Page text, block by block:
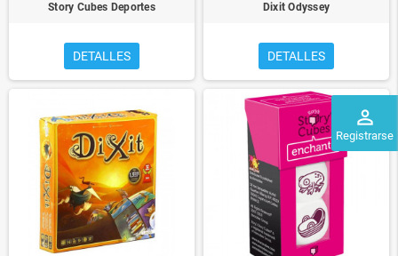
perm_identity
Registrarse
Story Cubes Deportes
DETALLES
Dixit Odyssey
DETALLES